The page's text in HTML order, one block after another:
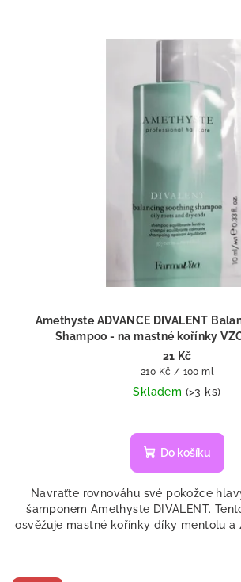
Amethyste ADVANCE DIVALENT
Shampoo - na mastné kořínky
21 Kč
Měrná
cena:
210 Kč / 100 ml
Skladem (>3 ks)
Do košíku
Navraťte rovnováhu své pokožce
šamponem Amethyste DIVALENT.
osvěžuje mastné kořínky díky mentolu a